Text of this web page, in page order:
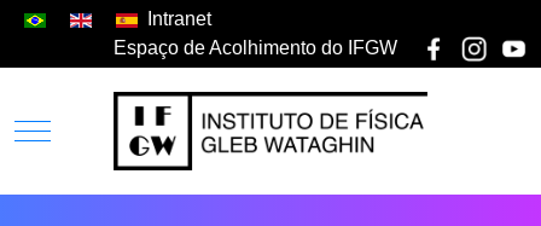
Intranet
Espaço de Acolhimento do IFGW